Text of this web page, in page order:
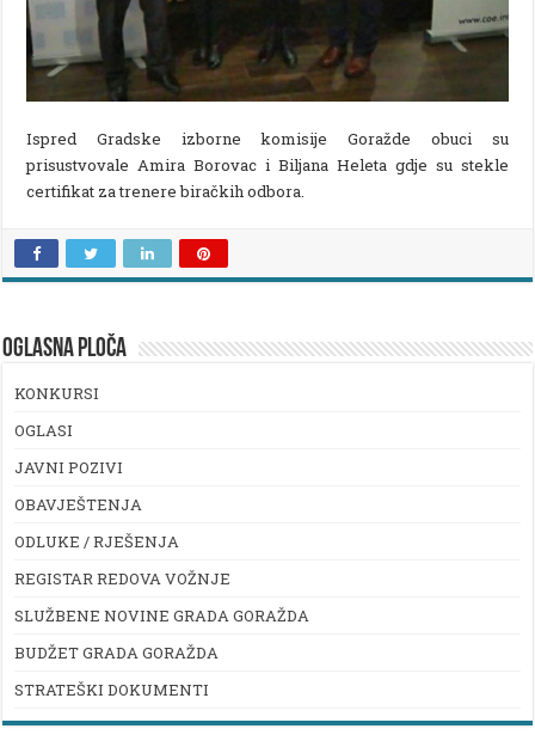
Ispred Gradske izborne komisije Goražde obuci su
prisustvovale Amira Borovac i Biljana Heleta gdje su stekle
certifikat za trenere biračkih odbora.
OGLASNA PLOČA
KONKURSI
OGLASI
JAVNI POZIVI
OBAVJEŠTENJA
ODLUKE / RJEŠENJA
REGISTAR REDOVA VOŽNJE
SLUŽBENE NOVINE GRADA GORAŽDA
BUDŽET GRADA GORAŽDA
STRATEŠKI DOKUMENTI